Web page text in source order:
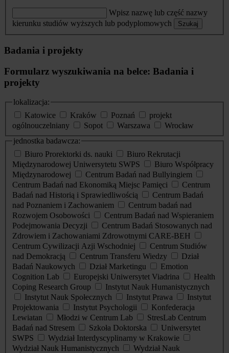
Wpisz nazwę lub część nazwy
kierunku studiów wyższych lub podyplomowych
Szukaj
Badania i projekty
Formularz wyszukiwania na belce: Badania i
projekty
lokalizacja:
Katowice
Kraków Poznań
projekt
ogólnouczelniany
Sopot Warszawa
Wrocław
jednostka badawcza:
Biuro Prorektorki ds. nauki
Biuro Rekrutacji
Międzynarodowej Uniwersytetu SWPS
Biuro Współpracy
Międzynarodowej
Centrum Badań nad Bullyingiem
Centrum Badań nad Ekonomiką Miejsc Pamięci
Centrum
Badań nad Historią i Sprawiedliwością
Centrum Badań
nad Poznaniem i Zachowaniem
Centrum badań nad
Rozwojem Osobowości
Centrum Badań nad Wspieraniem
Podejmowania Decyzji
Centrum Badań Stosowanych nad
Zdrowiem i Zachowaniami Zdrowotnymi CARE-BEH
Centrum Cywilizacji Azji Wschodniej
Centrum Studiów
nad Demokracją
Centrum Transferu Wiedzy
Dział
Badań Naukowych
Dział Marketingu
Emotion
Cognition Lab
Europejski Uniwersytet Viadrina
Health
Coping Research Group
Instytut Nauk Humanistycznych
Instytut Nauk Społecznych
Instytut Prawa
Instytut
Projektowania
Instytut Psychologii
Konfederacja
Lewiatan
Młodzi w Centrum Lab
StresLab Centrum
Badań nad Stresem
Szkoła Doktorska
Uniwersytet
SWPS
Wydział Interdyscyplinarny w Krakowie
Wydział Nauk Humanistycznych
Wydział Nauk